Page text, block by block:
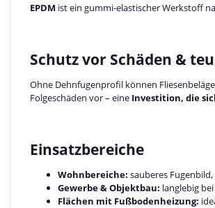
EPDM ist ein gummi-elastischer Werkstoff
Schutz vor Schäden &
Ohne Dehnfugenprofil können
Folgeschäden vor – eine Investition, die
Einsatzbereiche
Wohnbereiche: sauberes
Gewerbe & Objektbau: langlebig
Flächen mit Fußbodenheizung: